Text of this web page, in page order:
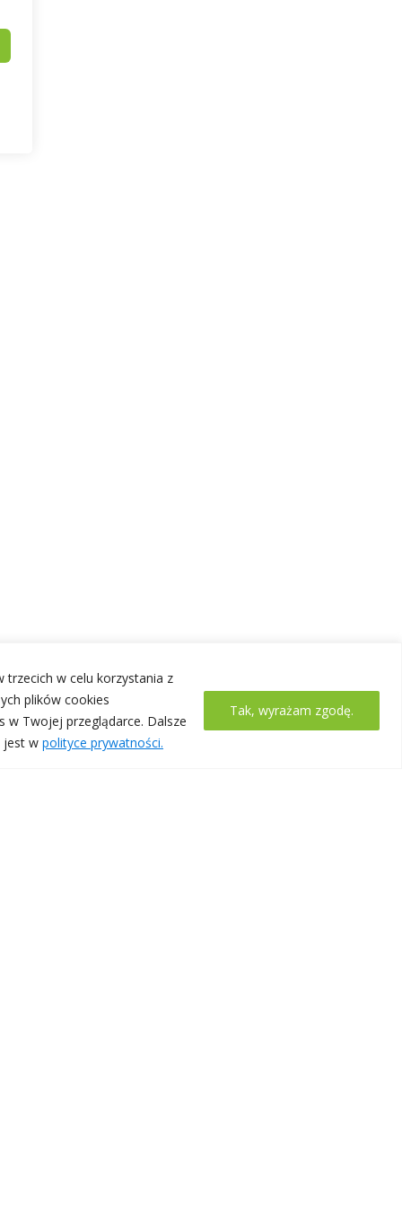
trzecich w celu korzystania z
plików cookies
w Twojej przeglądarce. Dalsze
jest w polityce prywatności.
Tak, wyrażam zgodę.